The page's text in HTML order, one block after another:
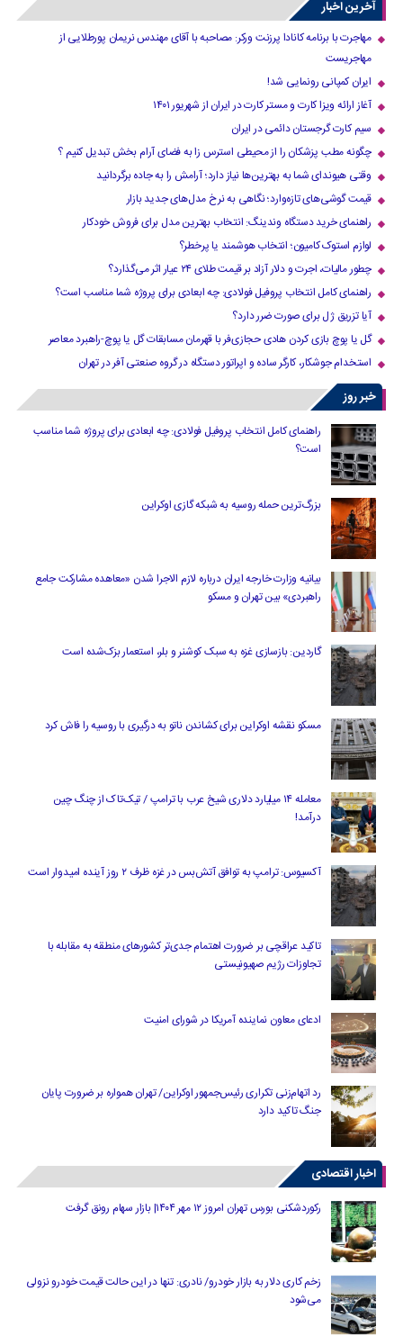
آخرین اخبار
مهاجرت با برنامه کانادا پرزنت ورکر: مصاحبه با آقای مهندس نریمان پورطلایی از
مهاجریست
ایران کمپانی رونمایی شد!
آغاز ارائه ویزا کارت و مستر کارت در ایران از شهریور ۱۴۰۱
سیم کارت گرجستان دائمی در ایران
چگونه مطب پزشکان را از محیطی استرس زا به فضای آرام بخش تبدیل کنیم ؟
وقتی هیوندای شما به بهترین‌ها نیاز دارد؛ آرامش را به جاده برگردانید
قیمت گوشی‌های تازه‌وارد؛ نگاهی به نرخ مدل‌های جدید بازار
راهنمای خرید دستگاه وندینگ: انتخاب بهترین مدل برای فروش خودکار
لوازم استوک کامیون؛ انتخاب هوشمند یا پرخطر؟
چطور مالیات، اجرت و دلار آزاد بر قیمت طلای ۲۴ عیار اثر می‌گذارد؟
راهنمای کامل انتخاب پروفیل فولادی: چه ابعادی برای پروژه شما مناسب است؟
آیا تزریق ژل برای صورت ضرر دارد​؟
گل یا پوچ بازی کردن هادی حجازی‌فر با قهرمان مسابقات گل یا پوچ-راهبرد معاصر
استخدام جوشکار، کارگر ساده و اپراتور دستگاه در گروه صنعتی آفر در تهران
خبر روز
راهنمای کامل انتخاب پروفیل فولادی: چه ابعادی برای پروژه شما مناسب
است؟
بزرگ‌ترین حمله روسیه به شبکه گازی اوکراین
بیانیه وزارت خارجه ایران درباره لازم‌ الاجرا شدن «معاهده مشارکت جامع
راهبردی» بین تهران و مسکو
گاردین: بازسازی غزه به سبک کوشنر و بلر، استعمار بزک‌شده است
مسکو نقشه اوکراین برای کشاندن ناتو به درگیری با روسیه را فاش کرد
معامله ۱۴ میلیارد دلاری شیخ عرب با ترامپ / تیک‌تاک از چنگ چین
درآمد!
آکسیوس: ترامپ به توافق آتش‌بس در غزه ظرف ۲ روز آینده امیدوار است
تاکید عراقچی بر ضرورت اهتمام جدی‌تر کشورهای منطقه به مقابله با
تجاوزات رژیم صهیونیستی
ادعای معاون نماینده آمریکا در شورای امنیت
رد اتهام‌زنی تکراری رئیس‌جمهور اوکراین/ تهران همواره بر ضرورت پایان
جنگ تاکید دارد
اخبار اقتصادی
رکوردشکنی بورس تهران امروز ۱۲ مهر ۱۴۰۴| بازار سهام رونق گرفت
زخم کاری دلار به بازار خودرو/ نادری: تنها در این حالت قیمت خودرو نزولی
می‌شود